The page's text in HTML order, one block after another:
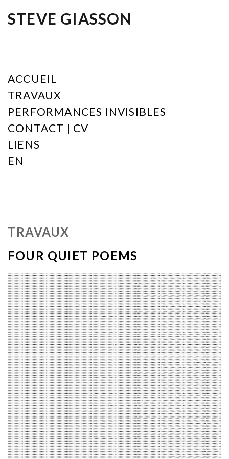
STEVE GIASSON
ACCUEIL
TRAVAUX
PERFORMANCES INVISIBLES
CONTACT | CV
LIENS
EN
TRAVAUX
FOUR QUIET POEMS